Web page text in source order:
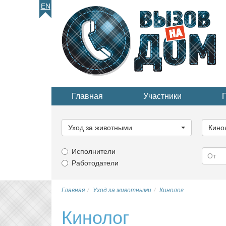
EN
Главная Участники
категорию...
Уход за животными
Исполнители
Работодатели
Главная Уход за животными Кинолог
Кинолог